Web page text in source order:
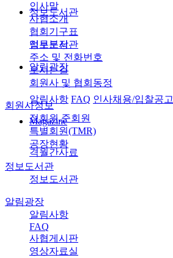
정보도서관
정보도서관
알림광장
알림사항 FAQ 인사채용/입찰공고
Magazine
격월간사료
인사말
사협소개
협회기구표
업무분장
주소 및 전화번호
오시는길
회원사 및 협회동정
회원사정보
정회원,준회원
특별회원(TMR)
공장현황
정보도서관
정보도서관
알림광장
알림사항
FAQ
사협게시판
영상자료실